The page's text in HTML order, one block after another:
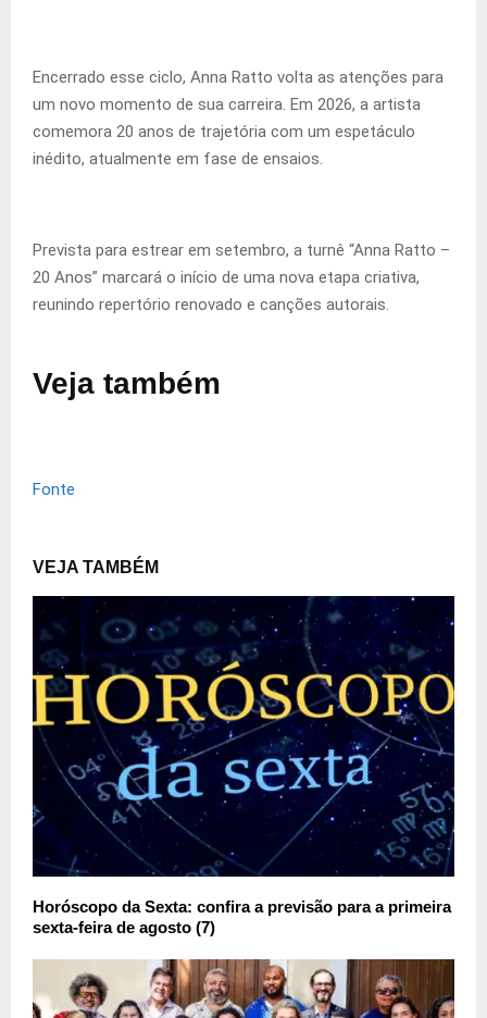
Encerrado esse ciclo, Anna Ratto volta as atenções para
um novo momento de sua carreira. Em 2026, a artista
comemora 20 anos de trajetória com um espetáculo
inédito, atualmente em fase de ensaios.
Prevista para estrear em setembro, a turnê “Anna Ratto –
20 Anos” marcará o início de uma nova etapa criativa,
reunindo repertório renovado e canções autorais.
Veja também
Fonte
VEJA TAMBÉM
Horóscopo da Sexta: confira a previsão para a primeira
sexta-feira de agosto (7)